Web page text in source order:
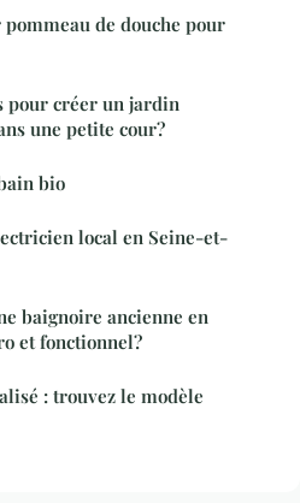
de douche pour
pour créer un jardin
une petite cour?
bio
local en Seine-et-
baignoire ancienne en
et fonctionnel?
: trouvez le modèle